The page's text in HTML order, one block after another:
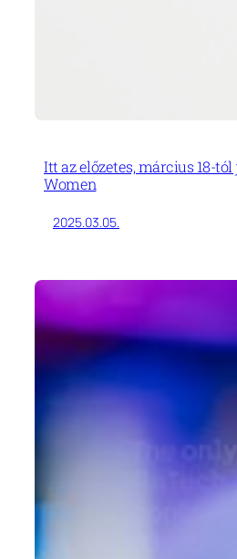
Itt az előzetes, március 18-
Women
2025.03.05.